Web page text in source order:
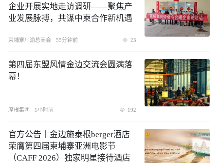
企业开展实地走访调研——聚焦产
业发展脉搏，共谋中柬合作新机遇
柬埔寨川渝总商会 55分钟前 23
第四届东盟风情金边交流会圆满落
幕！
摩根集团 1小时前 192
官方公告｜金边施泰根berger酒店
荣膺第四届柬埔寨亚洲电影节
（CAFF 2026）独家明星接待酒店